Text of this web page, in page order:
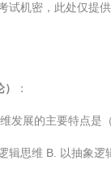
试机密，此处仅提
：
维发展的主要特点是
辑思维 B. 以抽象逻